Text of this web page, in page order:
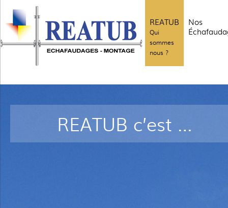
REATUB
Qui
sommes
nous ?
Nos
REATUB c’est …